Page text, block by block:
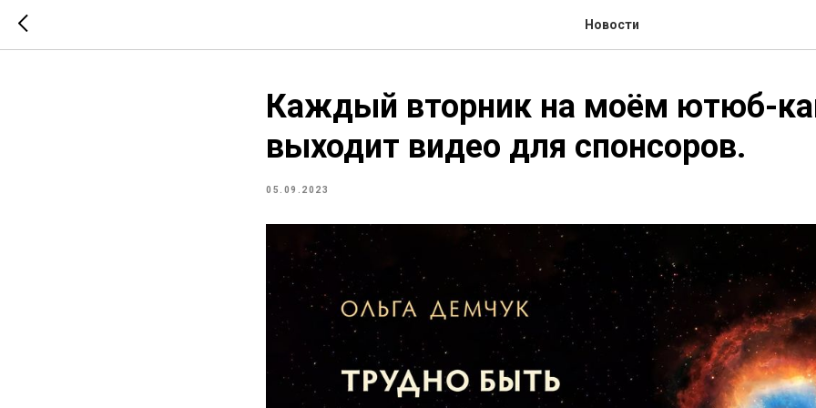
Новости
Каждый вторник на моём ютюб-
выходит видео для спонсоров.
05.09.2023